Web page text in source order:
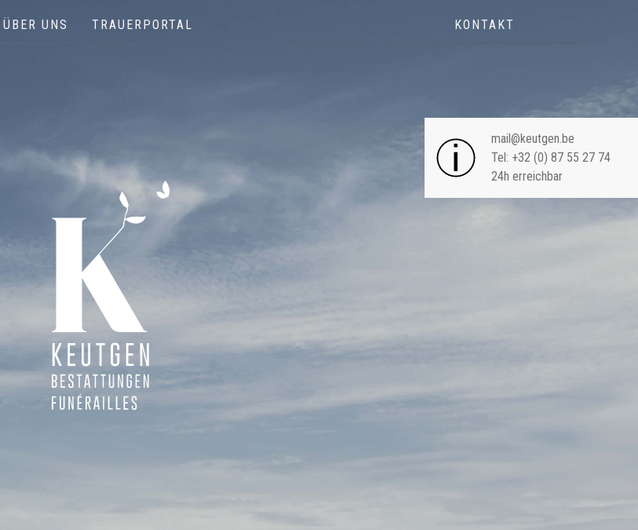
Keutgen | Bestattungen - Funérailles
mail@keutgen.be
Tel: +32 (0) 87 55 27 74
24h erreichbar
ÜBER UNS TRAUERPORTAL KONTAKT